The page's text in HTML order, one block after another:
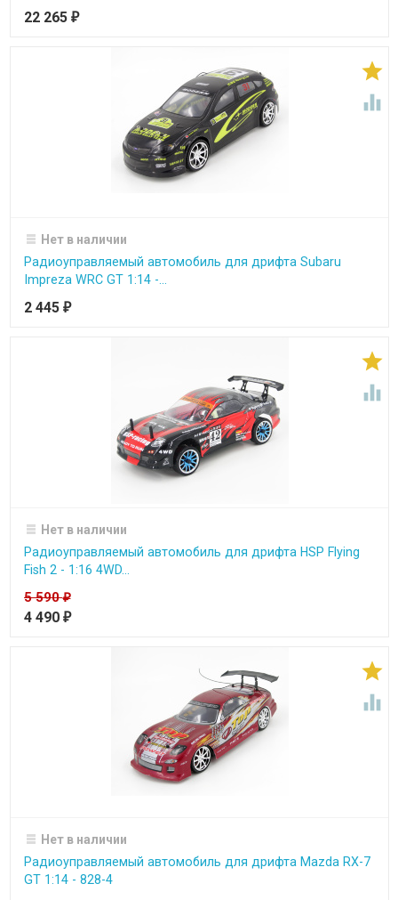
22 265 ₽


Нет в наличии
Радиоуправляемый автомобиль для дрифта Subaru
Impreza WRC GT 1:14 -...
2 445 ₽


Нет в наличии
Радиоуправляемый автомобиль для дрифта HSP Flying
Fish 2 - 1:16 4WD...
5 590₽
4 490 ₽


Нет в наличии
Радиоуправляемый автомобиль для дрифта Mazda RX-7
GT 1:14 - 828-4